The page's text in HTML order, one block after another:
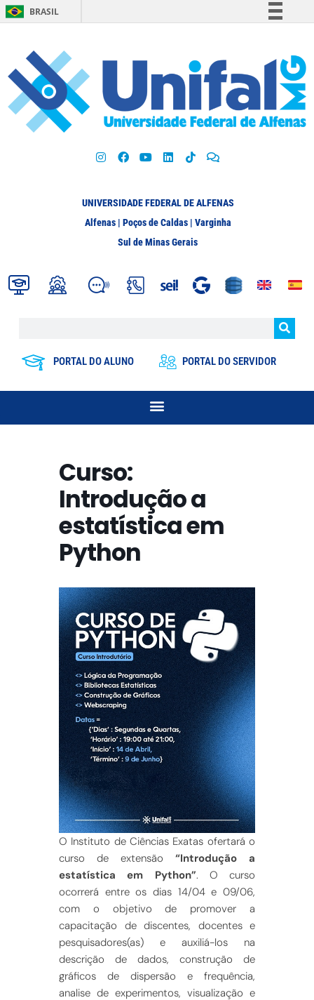
BRASIL
Participe
Acesso à informação
Legislação
UNIVERSIDADE FEDERAL DE ALFENAS
Alfenas | Poços de Caldas | Varginha
Sul de Minas Gerais
PORTAL DO ALUNO PORTAL DO SERVIDOR
Curso:
Introdução a
estatística em
Python
O Instituto de Ciências Exatas ofertará o
curso de extensão “Introdução a
estatística em Python”. O curso
ocorrerá entre os dias 14/04 e 09/06,
com o objetivo de promover a
capacitação de discentes, docentes e
pesquisadores(as) e auxiliá-los na
descrição de dados, construção de
gráficos de dispersão e frequência,
analise de experimentos, visualização e